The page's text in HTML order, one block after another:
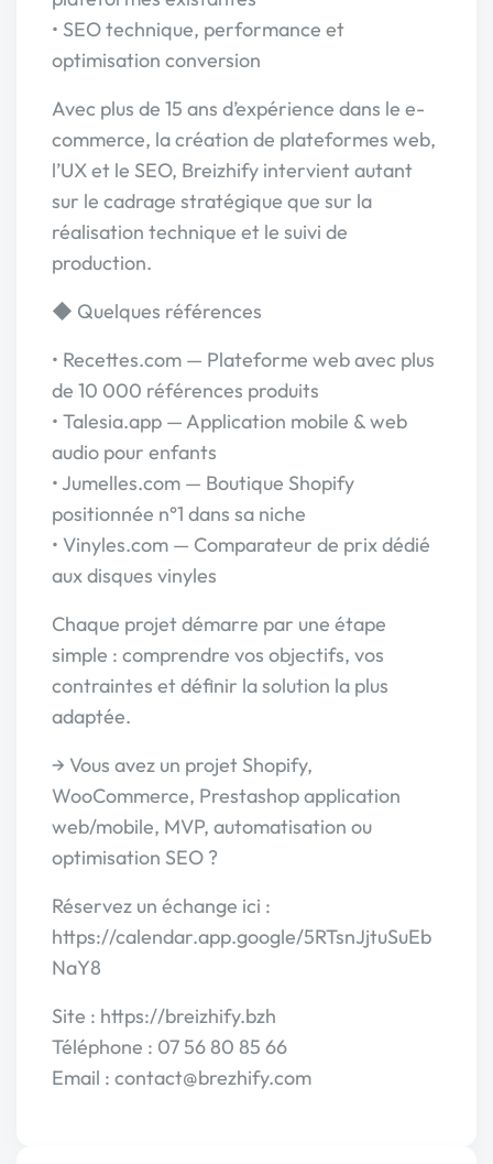
• SEO technique, performance et
optimisation conversion
Avec plus de 15 ans d’expérience dans le e-
commerce, la création de plateformes web,
l’UX et le SEO, Breizhify intervient autant
sur le cadrage stratégique que sur la
réalisation technique et le suivi de
production.
◆ Quelques références
• Recettes.com — Plateforme web avec plus
de 10 000 références produits
• Talesia.app — Application mobile & web
audio pour enfants
• Jumelles.com — Boutique Shopify
positionnée n°1 dans sa niche
• Vinyles.com — Comparateur de prix dédié
aux disques vinyles
Chaque projet démarre par une étape
simple : comprendre vos objectifs, vos
contraintes et définir la solution la plus
adaptée.
→ Vous avez un projet Shopify,
WooCommerce, Prestashop application
web/mobile, MVP, automatisation ou
optimisation SEO ?
Réservez un échange ici :
https://calendar.app.google/5RTsnJjtuSuEb
NaY8
Site : https://breizhify.bzh
Téléphone : 07 56 80 85 66
Email : contact@brezhify.com